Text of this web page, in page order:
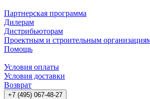
Партнерская программа
Дилерам
Дистрибьюторам
Проектным и строительным
Помощь
Условия оплаты
Условия доставки
Возврат
+7 (495) 067-48-27